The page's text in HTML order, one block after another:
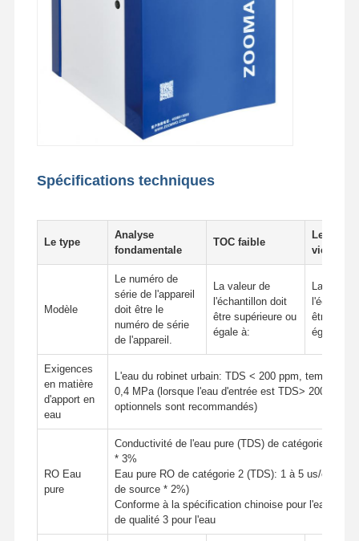
Système industriel de purification de l'eau
Machine désionisée de l'eau
Consommables pour la purification de l'eau
Spécifications techniques
Le type
Analyse
fondamentale
TOC faible
Les
vie
Modèle
Le numéro de
série de l'appareil
doit être le
numéro de série
de l'appareil.
La valeur de
l'échantillon doit
être supérieure ou
égale à:
La valeur
être
égale à:
Exigences
en matière
d'apport en
eau
L'eau du robinet urbain: TDS < 200 ppm,
0,4 MPa (lorsque l'eau d'entrée est TDS> 200 ppm,
optionnels sont recommandés)
RO Eau
pure
Conductivité de l'eau pure (TDS) de catégorie 1 RO
* 3%
Eau pure RO de catégorie 2 (TDS): 1 à 5 us/cm
de source * 2%)
Conforme à la spécification chinoise pour l'eau de
de qualité 3 pour l'eau